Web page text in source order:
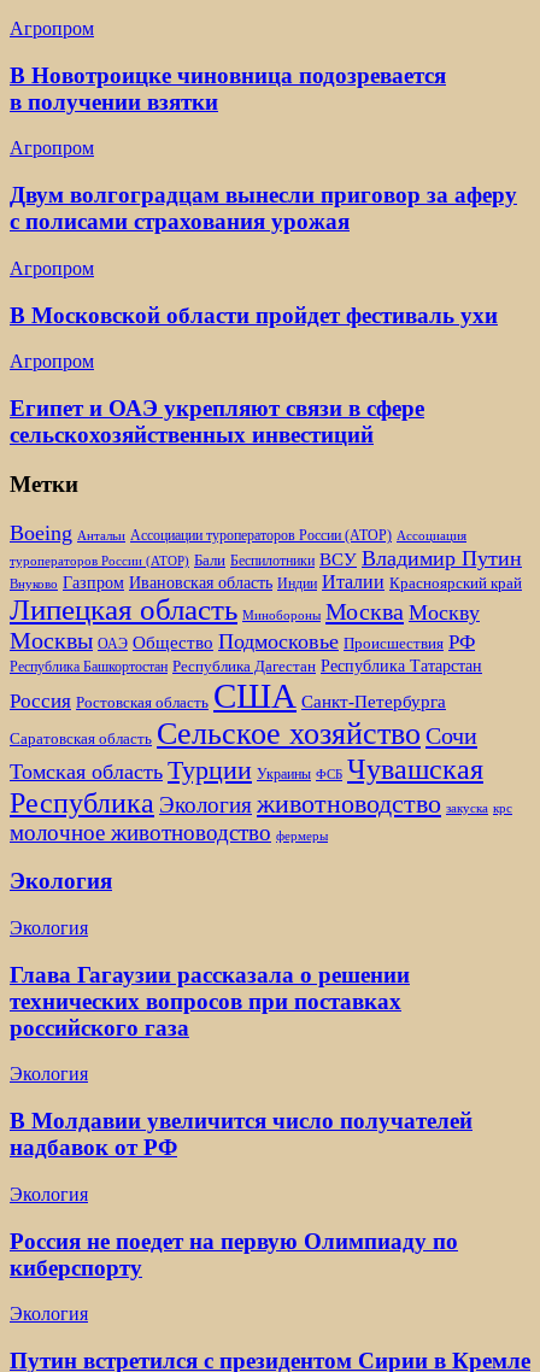
Агропром
В Новотроицке чиновница подозревается
в получении взятки
Агропром
Двум волгоградцам вынесли приговор за аферу
с полисами страхования урожая
Агропром
В Московской области пройдет фестиваль ухи
Агропром
Египет и ОАЭ укрепляют связи в сфере
сельскохозяйственных инвестиций
Метки
Boeing Антальи Ассоциации туроператоров России (АТОР) Ассоциация
туроператоров России (АТОР) Бали Беспилотники ВСУ Владимир Путин
Внуково Газпром Ивановская область Индии Италии Красноярский край
Липецкая область Минобороны Москва Москву
Москвы ОАЭ Общество Подмосковье Происшествия РФ
Республика Башкортостан Республика Дагестан Республика Татарстан
Россия Ростовская область США Санкт-Петербурга
Саратовская область Сельское хозяйство Сочи
Томская область Турции Украины ФСБ Чувашская
Республика Экологияживотноводство закуска крс
молочное животноводство фермеры
Экология
Экология
Глава Гагаузии рассказала о решении
технических вопросов при поставках
российского газа
Экология
В Молдавии увеличится число получателей
надбавок от РФ
Экология
Россия не поедет на первую Олимпиаду по
киберспорту
Экология
Путин встретился с президентом Сирии в Кремле